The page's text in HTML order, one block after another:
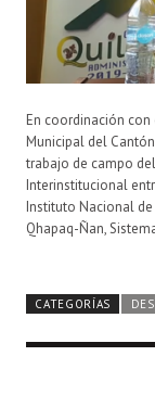
En coordinación
Municipal del
trabajo de campo
Interinstitucional
Instituto Nacional
Qhapaq-Ñan,
CATEGORÍAS